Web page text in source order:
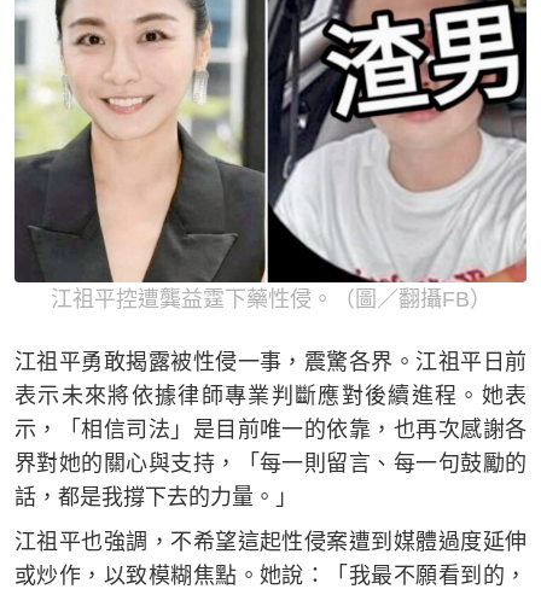
江祖平控遭龔益霆下藥性侵。（圖／翻攝FB）
江祖平勇敢揭露被性侵一事，震驚各界。江祖平日前
表示未來將依據律師專業判斷應對後續進程。她表
示，「相信司法」是目前唯一的依靠，也再次感謝各
界對她的關心與支持，「每一則留言、每一句鼓勵的
話，都是我撐下去的力量。」
江祖平也強調，不希望這起性侵案遭到媒體過度延伸
或炒作，以致模糊焦點。她說：「我最不願看到的，